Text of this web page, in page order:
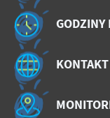
GODZINY
KONTAKT